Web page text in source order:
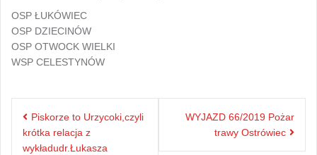
OSP ŁUKÓWIEC
OSP DZIECINÓW
OSP OTWOCK WIELKI
WSP CELESTYNÓW
Nawigacja
wpisu
Piskorze to Urzycoki,czyli
krótka relacja z
wykładudr.Łukasza
WYJAZD 66/2019 Pożar
trawy Ostrówiec